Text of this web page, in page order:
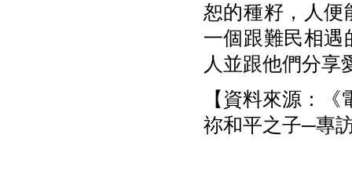
恕的種籽，人便
一個跟難民相遇
人並跟他們分
【資料來源：
祢和平之子─專